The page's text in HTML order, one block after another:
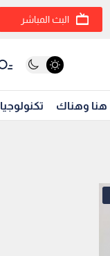
البث المباشر
هنا وهناك تكنولوجيا